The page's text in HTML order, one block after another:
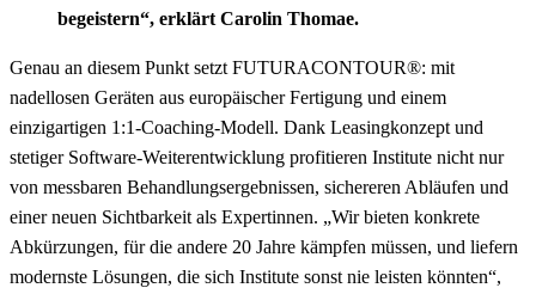
begeistern“, erklärt Carolin Thomae.
Genau an diesem Punkt setzt FUTURACONTOUR®: mit
nadellosen Geräten aus europäischer Fertigung und einem
einzigartigen 1:1-Coaching-Modell. Dank Leasingkonzept und
stetiger Software-Weiterentwicklung profitieren Institute nicht nur
von messbaren Behandlungsergebnissen, sichereren Abläufen und
einer neuen Sichtbarkeit als Expertinnen. „Wir bieten konkrete
Abkürzungen, für die andere 20 Jahre kämpfen müssen, und liefern
modernste Lösungen, die sich Institute sonst nie leisten könnten“,